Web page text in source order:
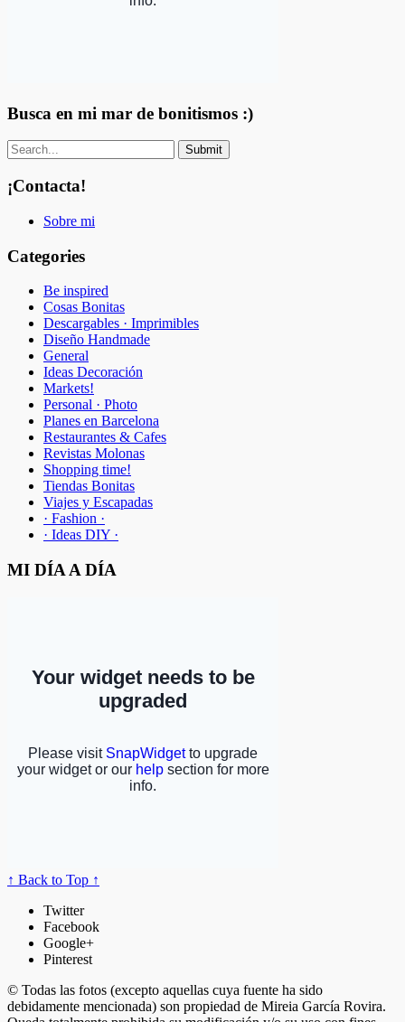
Busca en mi mar de bonitismos :)
¡Contacta!
Sobre mi
Categories
Be inspired
Cosas Bonitas
Descargables · Imprimibles
Diseño Handmade
General
Ideas Decoración
Markets!
Personal · Photo
Planes en Barcelona
Restaurantes & Cafes
Revistas Molonas
Shopping time!
Tiendas Bonitas
Viajes y Escapadas
· Fashion ·
· Ideas DIY ·
MI DÍA A DÍA
↑ Back to Top ↑
Twitter
Facebook
Google+
Pinterest
© Todas las fotos (excepto aquellas cuya fuente ha sido
debidamente mencionada) son propiedad de Mireia García Rovira.